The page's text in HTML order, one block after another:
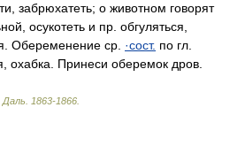
забрюхатеть; о животном говорят
осукотеть и пр. обгуляться,
Обеременение ср. ·сост. по гл.
Принеси оберемок дров.
1863-1866